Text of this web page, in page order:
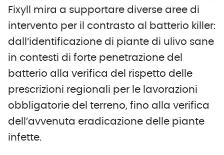
Fixyll mira a supportare diverse aree di
intervento per il contrasto al batterio killer:
dall’identificazione di piante di ulivo sane
in contesti di forte penetrazione del
batterio alla verifica del rispetto delle
prescrizioni regionali per le lavorazioni
obbligatorie del terreno, fino alla verifica
dell’avvenuta eradicazione delle piante
infette.